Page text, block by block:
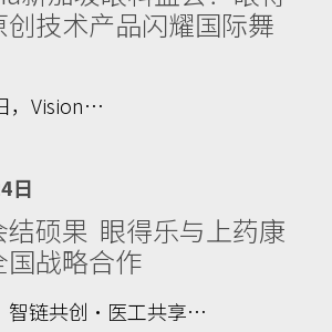
技术产品闪耀国际舞
，Vision…
日
结硕果 眼得乐与上药康
战略合作
智链共创·医工共享…